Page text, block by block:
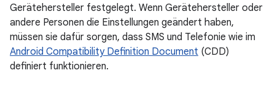
Gerätehersteller festgelegt. Wenn Gerätehersteller oder
andere Personen die Einstellungen geändert haben,
müssen sie dafür sorgen, dass SMS und Telefonie wie im
Android Compatibility Definition Document (CDD)
definiert funktionieren.